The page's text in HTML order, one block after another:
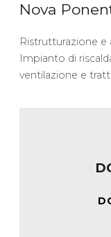
Nova
Ristrutturazione
Impianto di
ventilazione e